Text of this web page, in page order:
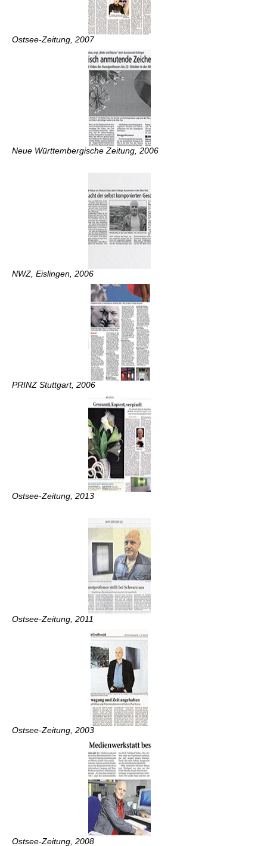
Ostsee-Zeitung, 2007
Neue Württembergische Zeitung, 2006
NWZ, Eislingen, 2006
PRINZ Stuttgart, 2006
Ostsee-Zeitung, 2013
Ostsee-Zeitung, 2011
Ostsee-Zeitung, 2003
Ostsee-Zeitung, 2008